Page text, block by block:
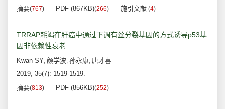
摘要(767) PDF (867KB)(266) 施引文献 (4)
TRRAP耗竭在肝癌中通过下调有丝分裂基因的方式诱导p53基
因非依赖性衰老
Kwan SY, 颜学波, 孙永康, 唐才喜
2019, 35(7): 1519-1519.
摘要(813) PDF (856KB)(252)